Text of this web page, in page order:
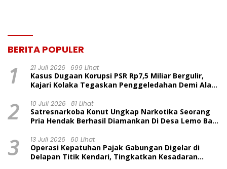
BERITA POPULER
1 21 Juli 2026 699 Lihat
Kasus Dugaan Korupsi PSR Rp7,5 Miliar Bergulir,
Kajari Kolaka Tegaskan Penggeledahan Demi Alat
2 10 Juli 2026 81 Lihat
Satresnarkoba Konut Ungkap Narkotika Seorang
Pria Hendak Berhasil Diamankan Di Desa Lemo Bajo
3 13 Juli 2026 60 Lihat
Operasi Kepatuhan Pajak Gabungan Digelar di
Delapan Titik Kendari, Tingkatkan Kesadaran